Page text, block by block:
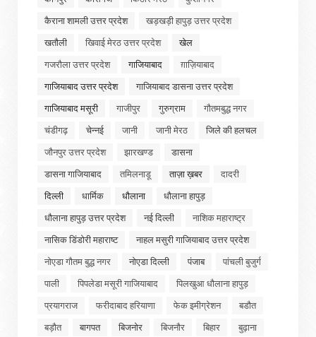
कैराना शामली उत्तर प्रदेश
खड़खड़ी हापुड़ उत्तर प्रदेश
खतौली
खिवाई मेरठ उत्तर प्रदेश
खेल
गजरौला उत्तर प्रदेश
गाजियाबाद
ग़ाज़ियाबाद
गाजियाबाद उत्तर प्रदेश
गाजियाबाद डासना उत्तर प्रदेश
गाजियाबाद मसूरी
गाजीपुर गुरुग्राम
गौतमबुद्ध नगर
चंडीगढ़
चेन्नई जानी जानी मेरठ
जिले की हलचल
जौनपुर उत्तर प्रदेश
झारखण्ड
डासना
डासना गाजियाबाद
तमिलनाडू ताज़ा ख़बर
दादरी
दिल्ली
धार्मिक धौलाना
धौलाना हापुड़
धौलाना हापुड़ उत्तर प्रदेश
नई दिल्ली
नाशिक महाराष्ट्र
नासिक डिंडोरी महाराष्ट
नाहल मसुरी गाजियाबाद उत्तर प्रदेश
नोएडा गौतम बुद्ध नगर
नोएडा दिल्ली पंजाब
पांचली बुजुर्ग
पाली
पिपलेडा मसूरी गाजियाबाद
पिलखुआ धौलाना हापुड़
प्रयागराज
फरीदाबाद हरियाणा फेक इमीग्रेशन
बडौत
बड़ौत
बागपत बिजनोर बिजनौर बिहार
बुढ़ाना